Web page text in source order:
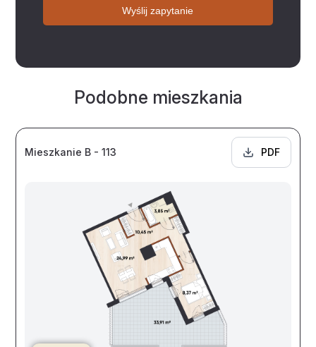
Wyślij zapytanie
Podobne mieszkania
Mieszkanie B - 113 PDF